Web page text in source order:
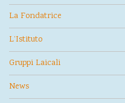
La Fondatrice
L’Istituto
Gruppi Laicali
News